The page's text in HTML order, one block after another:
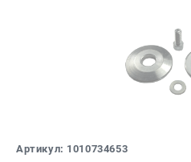
Артикул: 1010734653